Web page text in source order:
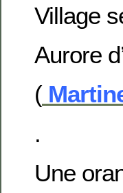
Village
Aurore
(
.
Une